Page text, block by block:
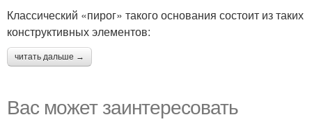
Классический «пирог» такого основания состоит из таких
конструктивных элементов:
читать дальше →
Вас может заинтересовать